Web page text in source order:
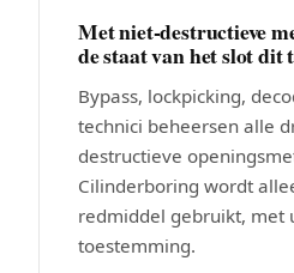
Met niet-destructieve
de staat van het slot dit
Bypass, lockpicking,
technici beheersen alle
destructieve
Cilinderboring wordt
redmiddel gebruikt, met
toestemming.